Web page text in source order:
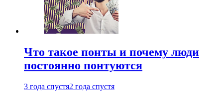
Что такое понты и почему люди
постоянно понтуются
3 года спустя2 года спустя